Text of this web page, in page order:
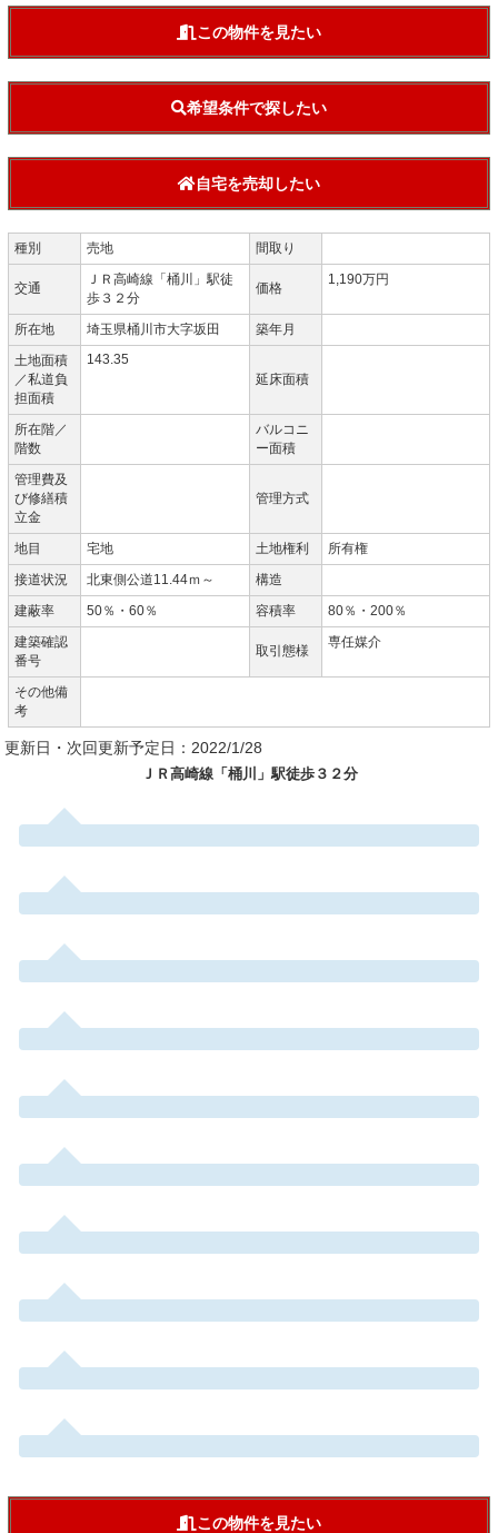
この物件を見たい
希望条件で探したい
自宅を売却したい
種別 売地 間取り
交通
ＪＲ高崎線「桶川」駅徒
歩３２分
価格
1,190万円
所在地 埼玉県桶川市大字坂田
築年月
土地面積
／私道負
担面積
143.35
延床面積
所在階／
階数
バルコニ
ー面積
管理費及
び修繕積
立金
管理方式
地目 宅地 土地権利
所有権
接道状況
北東側公道11.44ｍ～
構造
建蔽率
50％・60％ 容積率
80％・200％
建築確認
番号
取引態様
専任媒介
その他備
考
更新日・次回更新予定日：2022/1/28
ＪＲ高崎線「桶川」駅徒歩３２分
この物件を見たい